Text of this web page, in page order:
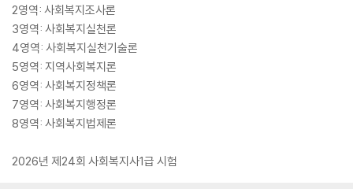
자.
24회 기출문제에 데이터 기반 학습전략을 적용하라!
학습한 내용을 문제에 바로 적용할 수 있도록 24회 기출문제를 수록하였
다. 24회 기출문제에 데이터 기반 학습전략을 적용한 결과 130점 목표 필
수 학습장에서만 143문항이 출제되었다. 24회 기출문제로 내 점수를 점
검하자.
2영역: 사회복지조사론
3영역: 사회복지실천론
4영역: 사회복지실천기술론
5영역: 지역사회복지론
6영역: 사회복지정책론
7영역: 사회복지행정론
8영역: 사회복지법제론
2026년 제24회 사회복지사1급 시험